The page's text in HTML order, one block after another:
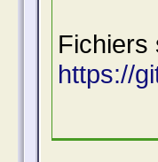
Fichiers
https://